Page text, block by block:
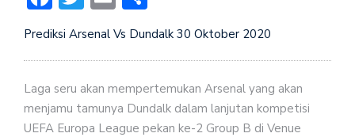
Prediksi Arsenal Vs Dundalk 30 Oktober 2020
Laga seru akan mempertemukan Arsenal yang akan
menjamu tamunya Dundalk dalam lanjutan kompetisi
UEFA Europa League pekan ke-2 Group B di Venue